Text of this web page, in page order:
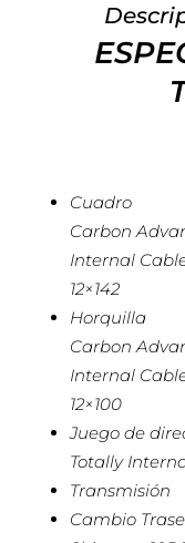
Cuadro
Carbon
Internal
12×142
Horquilla
Carbon
Internal
12×100
Juego de
Totally
Transmisión
Cambio